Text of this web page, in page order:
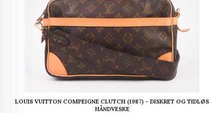
LOUIS VUITTON COMPEIGNE CLUTCH (1987) – DISKRET OG TIDLØS
HÅNDVESKE